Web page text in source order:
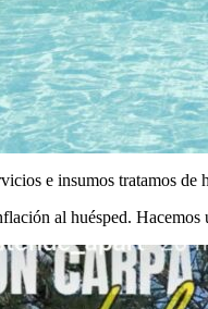
e insumos tratamos
al huésped.